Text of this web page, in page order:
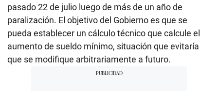
pasado 22 de julio luego de más de un año de
paralización. El objetivo del Gobierno es que se
pueda establecer un cálculo técnico que calcule el
aumento de sueldo mínimo, situación que evitaría
que se modifique arbitrariamente a futuro.